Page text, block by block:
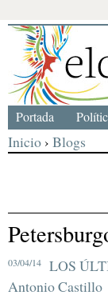
Inicio › Blogs
03/04/14
LOS
Antonio Castillo
Portada